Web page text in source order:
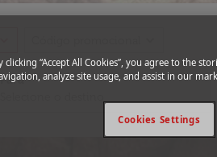
Para
clicking “Accept All Cookies”, you agree to the
analyze site usage, and assist in our
Cookies Settings